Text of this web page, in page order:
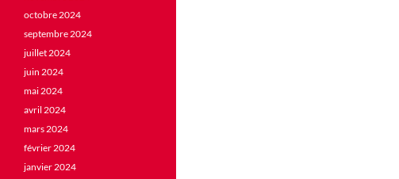
octobre 2024
septembre 2024
juillet 2024
juin 2024
mai 2024
avril 2024
mars 2024
février 2024
janvier 2024